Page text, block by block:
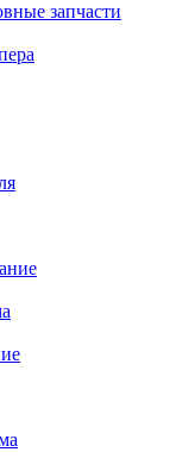
запчасти